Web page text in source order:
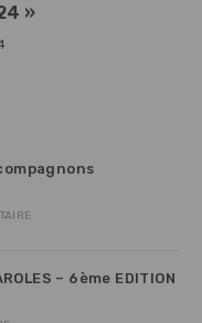
»
– 6ème EDITION